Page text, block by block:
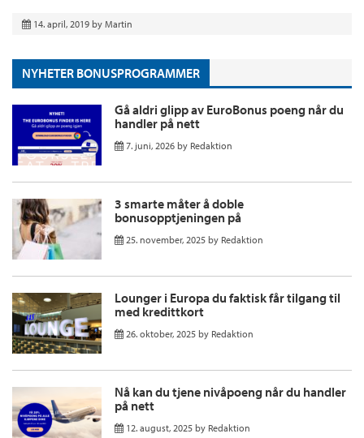
14. april, 2019 by Martin
NYHETER BONUSPROGRAMMER
Gå aldri glipp av EuroBonus poeng når du
handler på nett
7. juni, 2026 by Redaktion
3 smarte måter å doble
bonusopptjeningen på
25. november, 2025 by Redaktion
Lounger i Europa du faktisk får tilgang til
med kredittkort
26. oktober, 2025 by Redaktion
Nå kan du tjene nivåpoeng når du handler
på nett
12. august, 2025 by Redaktion